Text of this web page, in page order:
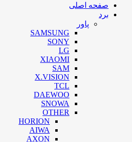
صفحه اصلی
برد
پاور
SAMSUNG
SONY
LG
XIAOMI
SAM
X.VISION
TCL
DAEWOO
SNOWA
OTHER
HORION
AIWA
AXON